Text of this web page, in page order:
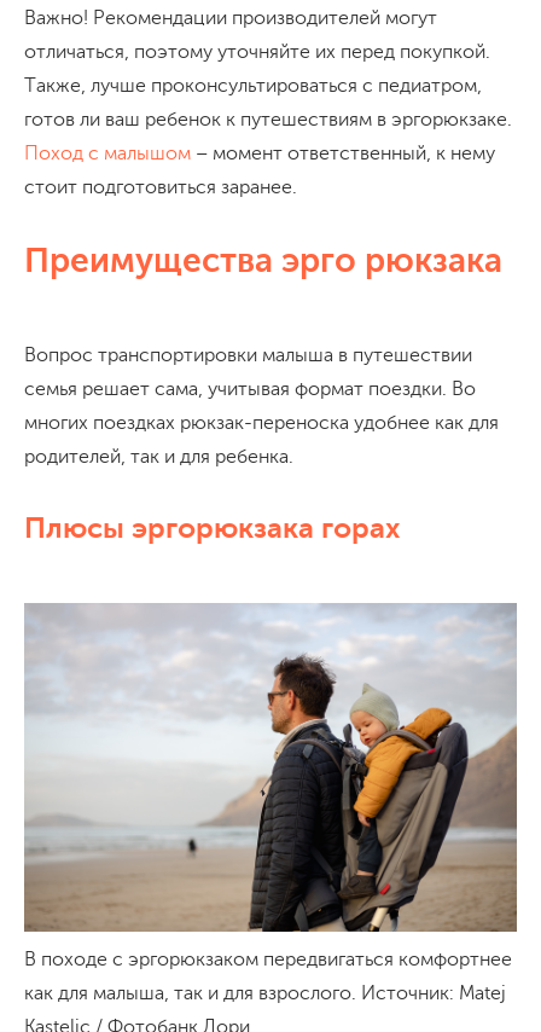
Важно! Рекомендации производителей могут
отличаться, поэтому уточняйте их перед покупкой.
Также, лучше проконсультироваться с педиатром,
готов ли ваш ребенок к путешествиям в эргорюкзаке.
Поход с малышом – момент ответственный, к нему
стоит подготовиться заранее.
Преимущества эрго рюкзака
Вопрос транспортировки малыша в путешествии
семья решает сама, учитывая формат поездки. Во
многих поездках рюкзак-переноска удобнее как для
родителей, так и для ребенка.
Плюсы эргорюкзака горах
В походе с эргорюкзаком передвигаться комфортнее
как для малыша, так и для взрослого. Источник: Matej
Kastelic / Фотобанк Лори